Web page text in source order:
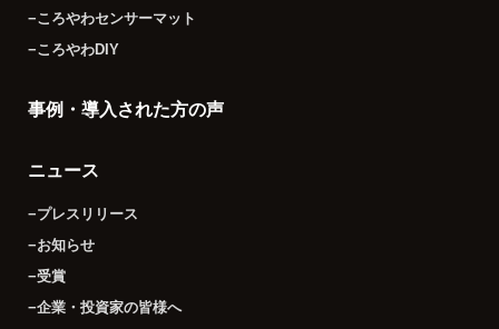
−ころやわセンサーマット
−ころやわDIY
事例・導入された方の声
ニュース
−プレスリリース
−お知らせ
−受賞
−企業・投資家の皆様へ